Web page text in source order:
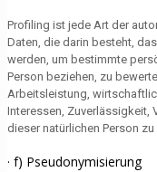
Profiling ist jede Art der
Daten, die darin besteht,
werden, um bestimmte
Person beziehen, zu
Arbeitsleistung,
Interessen, Zuverlässigkeit,
dieser natürlichen Person
· f) Pseudonymisierung